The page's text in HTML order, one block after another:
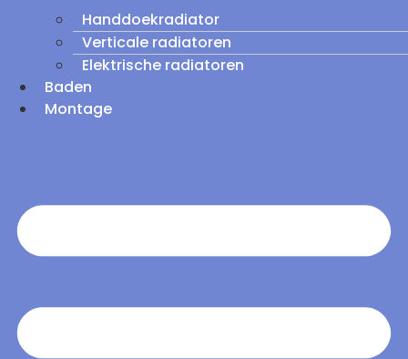
Handdoekradiator
Verticale radiatoren
Elektrische radiatoren
Baden
Montage